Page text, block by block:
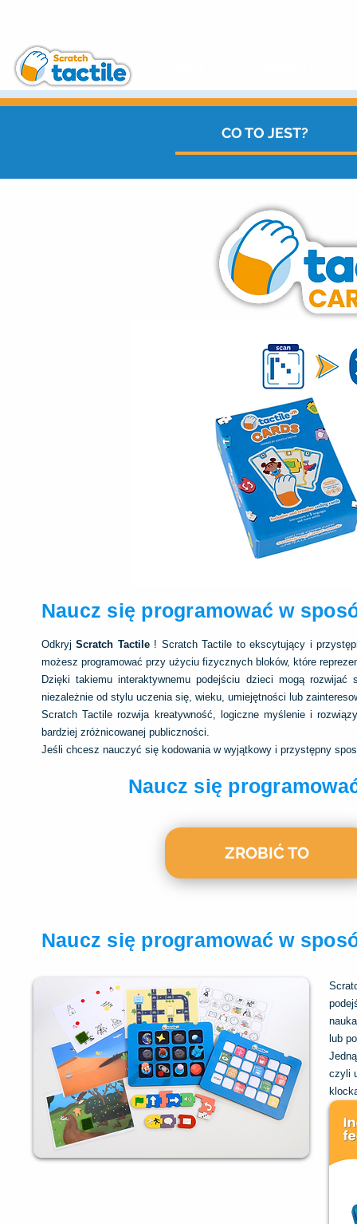
CO TO JEST?
Naucz się programować w
OdkryjScratch Tactile ! Scratch Tactile to ekscytujący i
możesz programować przy użyciu fizycznych bloków, które
Dzięki takiemu interaktywnemu podejściu dzieci mogą
niezależnie od stylu uczenia się, wieku, umiejętności lub
Scratch Tactile rozwija kreatywność, logiczne myślenie i
bardziej zróżnicowanej publiczności.
Jeśli chcesz nauczyć się kodowania w wyjątkowy i przystępny
Naucz się
ZROBIĆ TO
Naucz się programować w
lub
czyli